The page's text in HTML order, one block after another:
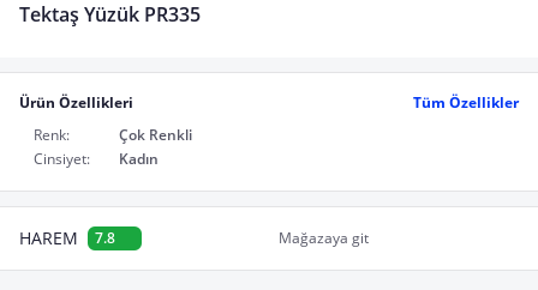
Tektaş Yüzük PR335
Ürün Özellikleri
Tüm Özellikler
Renk:
Çok Renkli
Cinsiyet:
Kadın
HAREM 7.8 Mağazaya git